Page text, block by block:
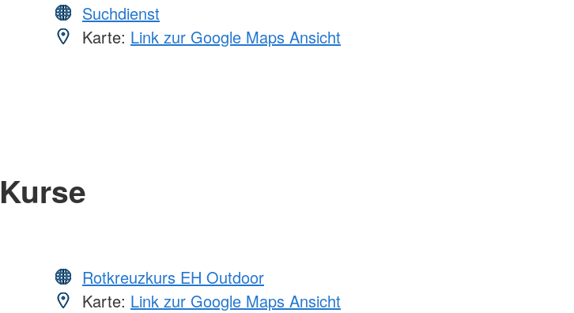
Suchdienst
Karte: Link zur Google Maps Ansicht
Kurse
Rotkreuzkurs EH Outdoor
Karte: Link zur Google Maps Ansicht